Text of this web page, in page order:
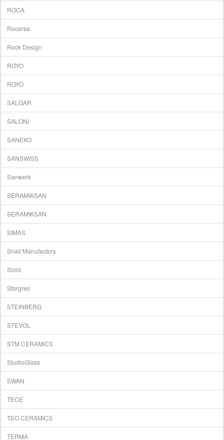
ROCA
Rocersa
Rock Design
ROYO
ROYO
SALGAR
SALONI
SANEKO
SANSWISS
Sanwerk
SERAMIKSAN
SERAMIKSAN
SIMAS
Snail Manufactory
Solid
Stargres
STEINBERG
STEVOL
STM CERAMICS
StudioGlass
SWAN
TECE
TEO CERAMICS
TERMA